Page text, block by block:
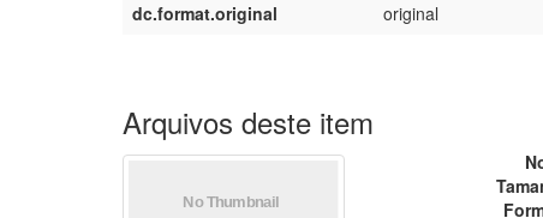
dc.format.original
original
Arquivos deste item